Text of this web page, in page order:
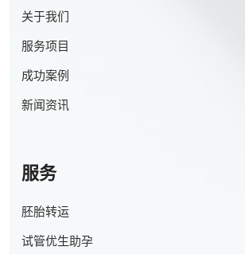
关于我们
服务项目
成功案例
新闻资讯
服务
胚胎转运
试管优生助孕